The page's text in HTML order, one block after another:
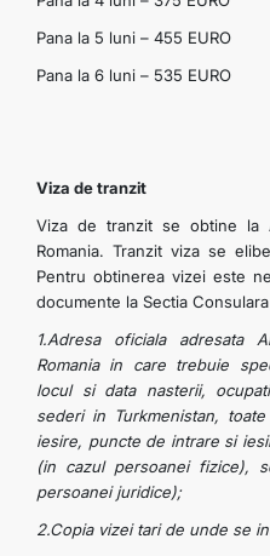
Pana la 5 luni – 455 EURO
Pana la 6 luni – 535 EURO
Viza de tranzit
Viza de tranzit se obtine la
Romania. Tranzit viza se
Pentru obtinerea vizei este
documente la Sectia
1.Adresa oficiala adresata
Romania in care trebuie
locul si data nasterii,
sederi in Turkmenistan,
iesire, puncte de intrare si
(in cazul persoanei fizice),
persoanei juridice);
2.Copia vizei tari de unde se